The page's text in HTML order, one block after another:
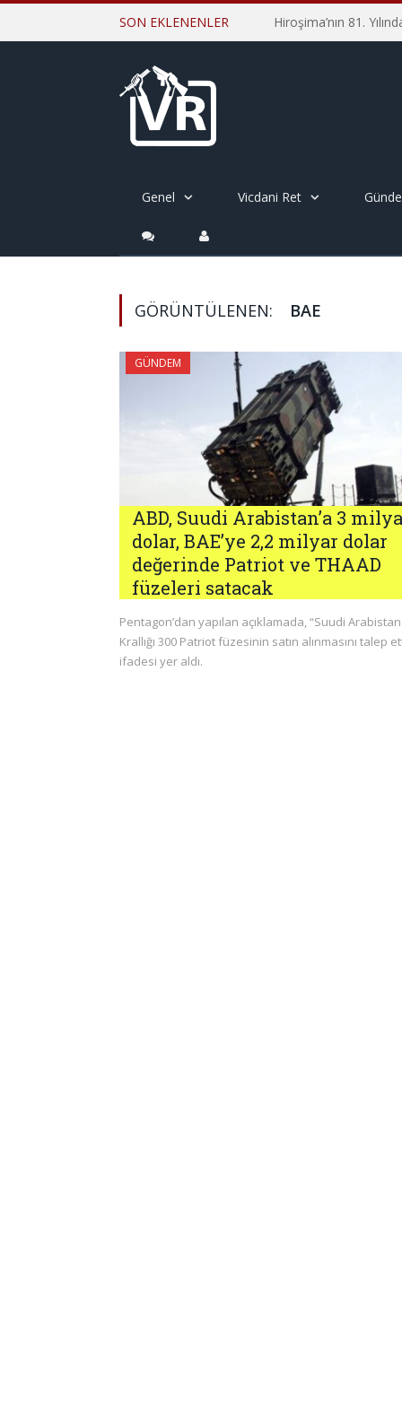
SON EKLENENLER
Genel Vicdani Ret
GÖRÜNTÜLENEN: BAE
GÜNDEM
ABD, Suudi Arabistan’a 3
dolar, BAE’ye 2,2 milyar dolar
değerinde Patriot ve THAAD
füzeleri satacak
Pentagon’dan yapılan açıklamada, “Suudi Arabistan
Krallığı 300 Patriot füzesinin satın alınmasını talep
ifadesi yer aldı.